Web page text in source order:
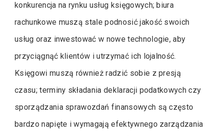
konkurencja na rynku usług księgowych; biura
rachunkowe muszą stale podnosić jakość swoich
usług oraz inwestować w nowe technologie, aby
przyciągnąć klientów i utrzymać ich lojalność.
Księgowi muszą również radzić sobie z presją
czasu; terminy składania deklaracji podatkowych czy
sporządzania sprawozdań finansowych są często
bardzo napięte i wymagają efektywnego zarządzania